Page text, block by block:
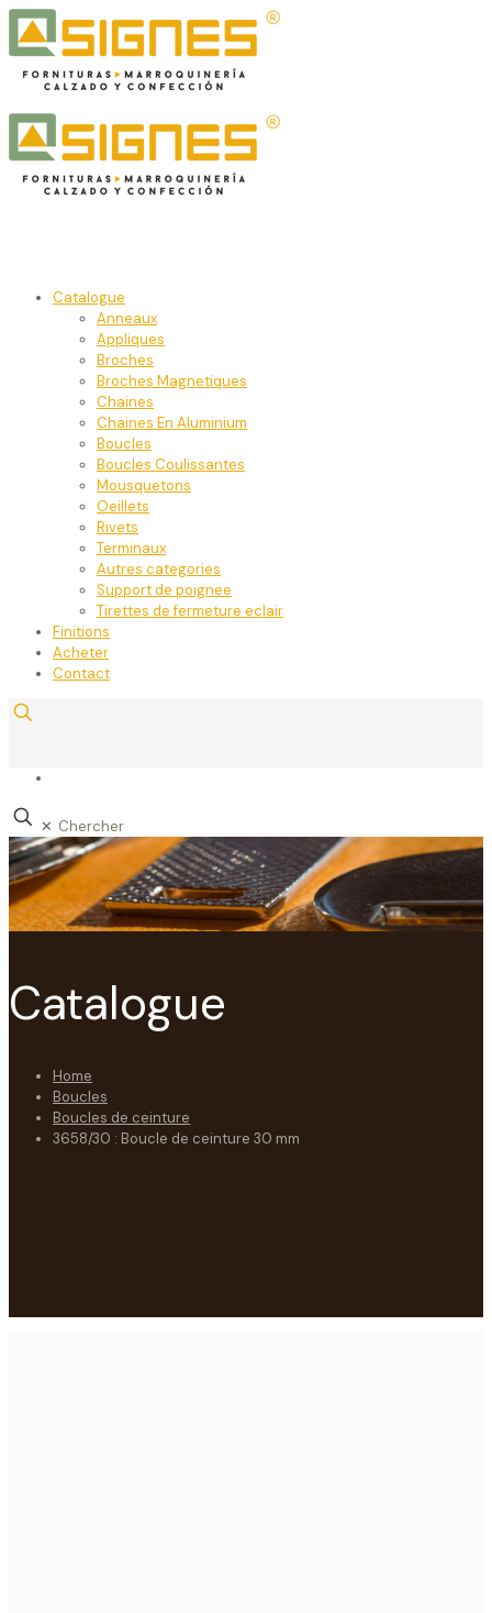
Catalogue
Anneaux
Appliques
Broches
Broches Magnetiques
Chaines
Chaines En Aluminium
Boucles
Boucles Coulissantes
Mousquetons
Oeillets
Rivets
Terminaux
Autres categories
Support de poignee
Tirettes de fermeture eclair
Finitions
Acheter
Contact
✕
Catalogue
Home
Boucles
Boucles de ceinture
3658/30 : Boucle de ceinture 30 mm